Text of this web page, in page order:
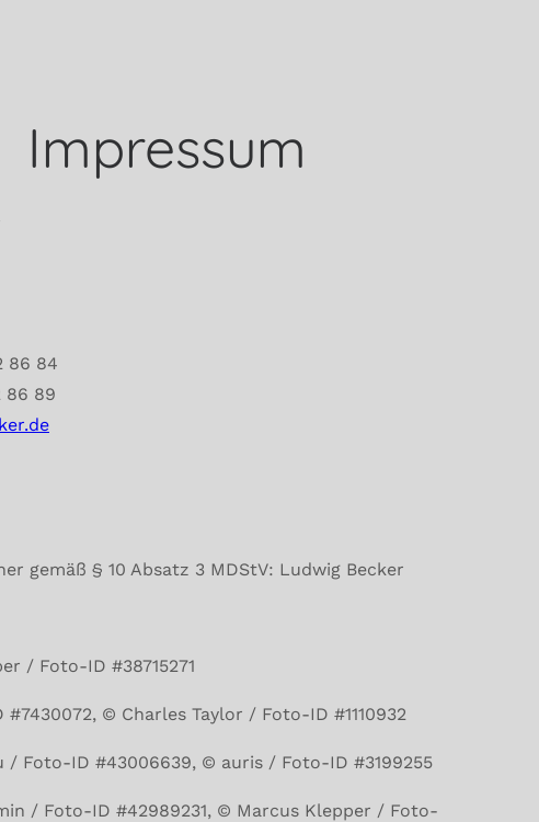
Impressum
86 84
86 89
gemäß § 10 Absatz 3 MDStV: Ludwig Becker
/ Foto-ID #38715271
© Charles Taylor / Foto-ID #1110932
/ Foto-ID #43006639, © auris / Foto-ID #3199255
/ Foto-ID #42989231, © Marcus Klepper / Foto-